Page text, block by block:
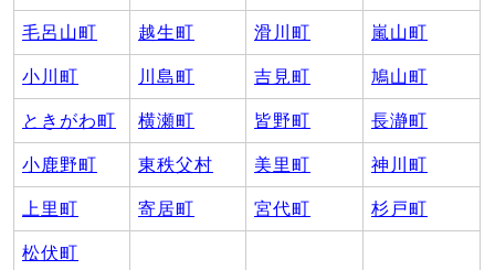
毛呂山町 越生町 滑川町 嵐山町
小川町 川島町 吉見町 鳩山町
ときがわ町 横瀬町 皆野町 長瀞町
小鹿野町 東秩父村 美里町 神川町
上里町 寄居町 宮代町 杉戸町
松伏町